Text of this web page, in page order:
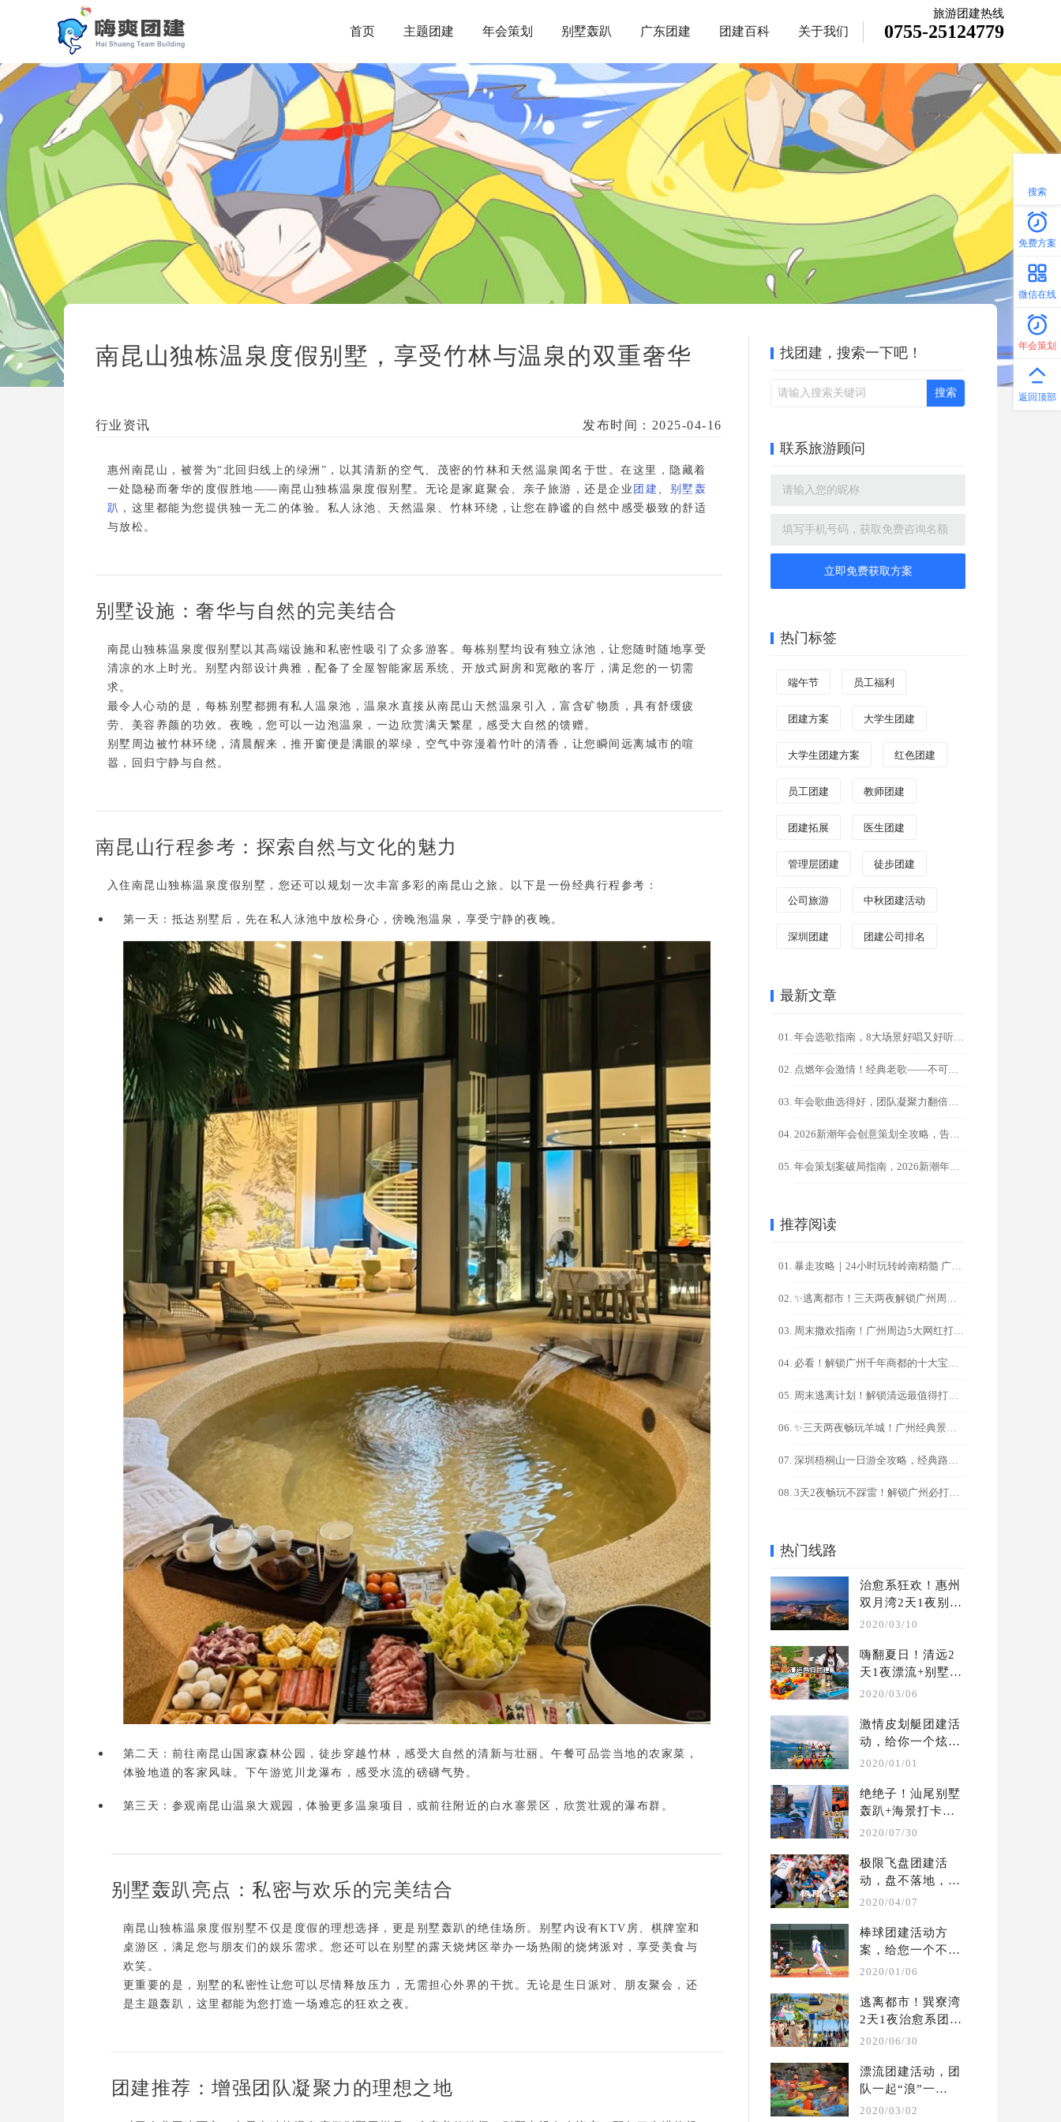
首页 主题团建 年会策划 别墅轰趴 广东团建 团建百科 关于我们
旅游团建热线
0755-25124779
免费方案
微信在线
年会策划
返回顶部
搜索
南昆山独栋温泉度假别墅，享受竹林与温泉的双重奢华
行业资讯 发布时间：2025-04-16
惠州南昆山，被誉为“北回归线上的绿洲”，以其清新的空气、茂密的竹林和天然温泉闻名于世。在这里，隐藏着
一处隐秘而奢华的度假胜地——南昆山独栋温泉度假别墅 。无论是家庭聚会、亲子旅游，还是企业 团建 、 别墅轰
趴 ，这里都能为您提供独一无二的体验。 私人泳池、天然温泉、竹林环绕 ，让您在静谧的自然中感受极致的舒适
与放松。
别墅设施：奢华与自然的完美结合
南昆山独栋温泉度假别墅以其高端设施和 私密性吸引了众多游客。每栋别墅均设有独立泳池 ，让您随时随地享受
清凉的水上时光。别墅内部设计典雅，配备了 全屋智能家居系统 、开放式厨房和 宽敞的客厅 ，满足您的一切需
求。
最令人心动的是，每栋别墅都拥有私人温泉池 ，温泉水直接从南昆山天然温泉引入，富含矿物质，具有舒缓疲
劳、美容养颜的功效。夜晚，您可以一边泡温泉，一边欣赏满天繁星，感受大自然的馈赠。
别墅周边被竹林环绕 ，清晨醒来，推开窗便是满眼的翠绿，空气中弥漫着竹叶的清香，让您瞬间远离城市的喧
嚣，回归宁静与自然。
南昆山行程参考：探索自然与文化的魅力
入住南昆山独栋温泉度假别墅，您还可以规划一次丰富多彩的南昆山之旅。以下是一份经典行程参考 ：
第一天 ：抵达别墅后，先在私人泳池中放松身心，傍晚泡温泉，享受宁静的夜晚。
第二天 ：前往南昆山国家森林公园，徒步穿越竹林，感受大自然的清新与壮丽。午餐可品尝当地的农家菜，
体验地道的客家风味。下午游览 川龙瀑布 ，感受水流的磅礴气势。
第三天 ：参观 南昆山温泉大观园 ，体验更多温泉项目，或前往附近的 白水寨景区 ，欣赏壮观的瀑布群。
别墅轰趴亮点：私密与欢乐的完美结合
南昆山独栋温泉度假别墅不仅是度假的理想选择，更是 别墅轰趴 的绝佳场所。别墅内设有KTV房 棋牌室和
桌游区 ，满足您与朋友们的娱乐需求。您还可以在别墅的 露天烧烤区 举办一场热闹的烧烤派对，享受美食与
欢笑。
更重要的是，别墅的私密性 让您可以尽情释放压力，无需担心外界的干扰。无论是生日派对、朋友聚会，还
是主题轰趴，这里都能为您打造一场难忘的狂欢之夜。
团建推荐：增强团队凝聚力的理想之地
找团建，搜索一下吧！
联系旅游顾问
立即免费获取方案
热门标签
端午节 员工福利
团建方案 大学生团建
大学生团建方案 红色团建
员工团建 教师团建
团建拓展 医生团建
管理层团建 徒步团建
公司旅游 中秋团建活动
深圳团建 团建公司排名
最新文章
年会选歌指南，8大场景好唱又好听的金曲推荐，点燃全场氛围！
点燃年会激情！经典老歌——不可替代的气氛引擎！?
年会歌曲选得好，团队凝聚力翻倍！HR必藏100+金曲清单
2026新潮年会创意策划全攻略，告别千篇一律，点燃团队激情！
年会策划案破局指南，2026新潮年会创意，让00后员工直呼过 ...
推荐阅读
暴走攻略｜24小时玩转岭南精髓 广州一日游精华路线
✨逃离都市！三天两夜解锁广州周边秘境之旅✨
周末撒欢指南！广州周边5大网红打卡地一日游攻略
必看！解锁广州千年商都的十大宝藏打卡地，一日游/周末游攻略
周末逃离计划！解锁清远最值得打卡的十大秘境（广州出发2天1夜 ...
✨三天两夜畅玩羊城！广州经典景点+美食全攻略
深圳梧桐山一日游全攻略，经典路线+隐藏玩法解锁
3天2夜畅玩不踩雷！解锁广州必打卡的10大宝藏景点
热门线路
治愈系狂欢！惠州
双月湾2天1夜别墅
轰趴团建攻略
2020/03/10
嗨翻夏日！清远2
天1夜漂流+别墅轰
趴团建攻略
2020/03/06
激情皮划艇团建活
动，给你一个炫酷
的水上团建 | 夏季
2020/01/01
绝绝子！汕尾别墅
轰趴+海景打卡两
天一夜团建攻略
2020/07/30
极限飞盘团建活
动，盘不落地，永
不放弃  | 户外团建
2020/04/07
棒球团建活动方
案，给您一个不一
样的体验  |  户外
2020/01/06
逃离都市！巽寮湾
2天1夜治愈系团建
攻略?别墅轰趴保
2020/06/30
漂流团建活动，团
队一起“浪”一
起“嗨” ！ | 夏季
2020/03/02